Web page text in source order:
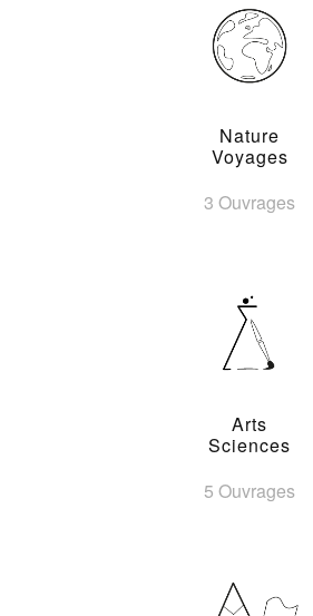
Nature
Voyages
3 Ouvrages
Arts
Sciences
5 Ouvrages